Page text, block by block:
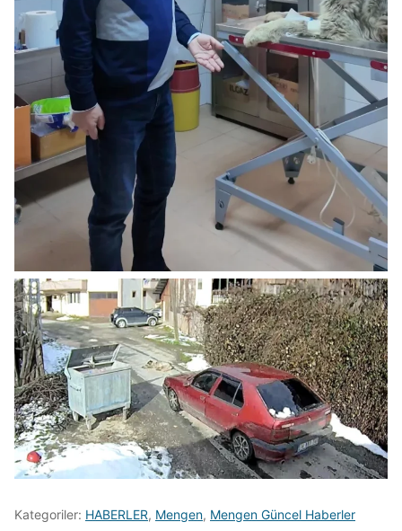
Kategoriler: HABERLER, Mengen, Mengen Güncel Haberler